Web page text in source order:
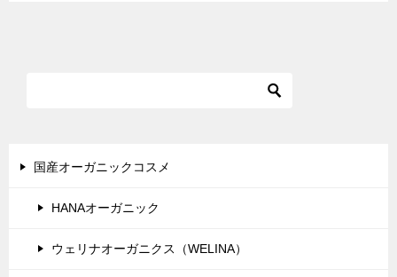
国産オーガニックコスメ
HANAオーガニック
ウェリナオーガニクス（WELINA）